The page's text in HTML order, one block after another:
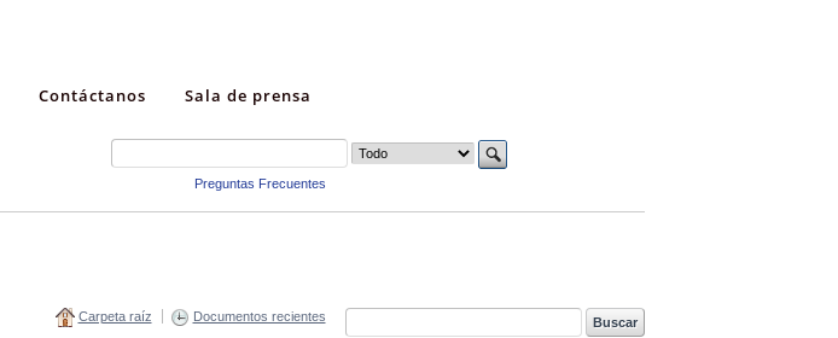
Contáctanos Sala de prensa
Preguntas Frecuentes
Carpeta raíz Documentos recientes